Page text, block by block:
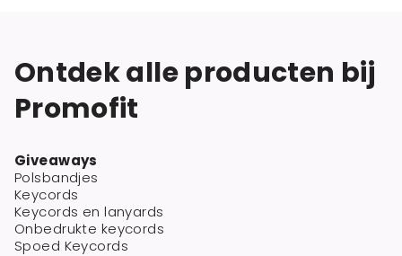
Ontdek alle producten bij
Promofit
Giveaways
Polsbandjes
Keycords
Keycords en lanyards
Onbedrukte keycords
Spoed Keycords